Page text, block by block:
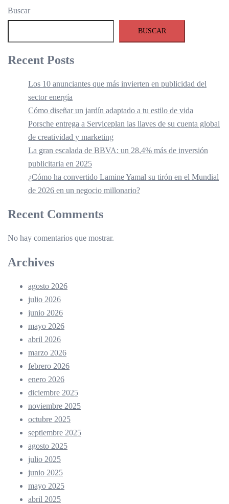
Buscar
BUSCAR
Recent Posts
Los 10 anunciantes que más invierten en publicidad del
sector energía
Cómo diseñar un jardín adaptado a tu estilo de vida
Porsche entrega a Serviceplan las llaves de su cuenta global
de creatividad y marketing
La gran escalada de BBVA: un 28,4% más de inversión
publicitaria en 2025
¿Cómo ha convertido Lamine Yamal su tirón en el Mundial
de 2026 en un negocio millonario?
Recent Comments
No hay comentarios que mostrar.
Archives
agosto 2026
julio 2026
junio 2026
mayo 2026
abril 2026
marzo 2026
febrero 2026
enero 2026
diciembre 2025
noviembre 2025
octubre 2025
septiembre 2025
agosto 2025
julio 2025
junio 2025
mayo 2025
abril 2025